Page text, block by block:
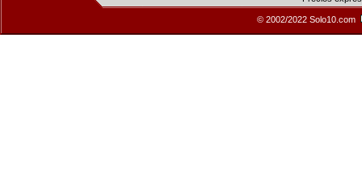
© 2002/2022 Solo10.com